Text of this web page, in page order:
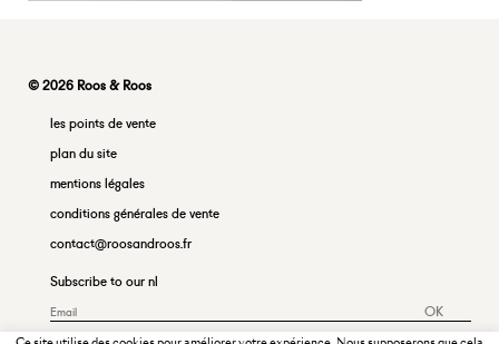
© 2026 Roos & Roos
les points de vente
plan du site
mentions légales
conditions générales de vente
contact@roosandroos.fr
Subscribe to our nl
OK